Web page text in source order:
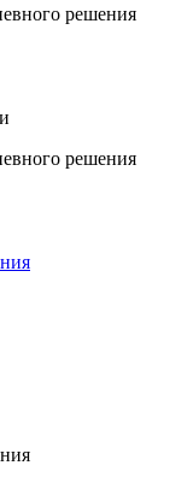
решения
решения